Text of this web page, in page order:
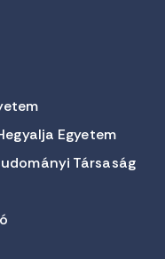
Egyetem
Társaság